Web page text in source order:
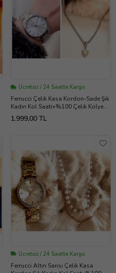
Ücretsiz / 24 Saatte Kargo
Ferrucci Çelik Kasa Kordon-Sade Şık
Kadın Kol Saati+%100 Çelik Kolye
Hediye (Gümüş)
1.999,00 TL
Ücretsiz / 24 Saatte Kargo
Ferrucci Altın Sarısı Çelik Kasa